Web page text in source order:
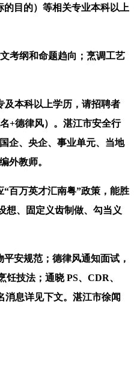
目的）等相关专业本科以上
考纲和命题趋向；烹调工艺
本科以上学历，请招聘者
+德律风）。湛江市安全行
企、央企、事业单元、当地
外教师。
百万英才汇南粤”政策，能胜
想、固定义齿制做、勾当义
安规范；德律风通知面试，
技法；通晓 PS、CDR、
息详见下文。湛江市徐闻